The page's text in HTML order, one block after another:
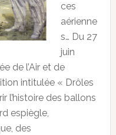
ces
aérienne
s… Du 27
juin
de l’Air et de
intitulée « Drôles
l’histoire des ballons
espiègle,
des